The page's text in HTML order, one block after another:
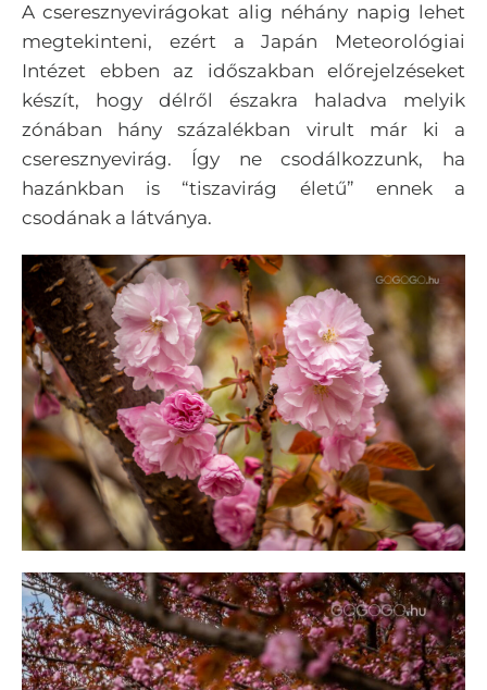
A cseresznyevirágokat alig néhány napig lehet
megtekinteni, ezért a Japán Meteorológiai
Intézet ebben az időszakban előrejelzéseket
készít, hogy délről északra haladva melyik
zónában hány százalékban virult már ki a
cseresznyevirág. Így ne csodálkozzunk, ha
hazánkban is “tiszavirág életű” ennek a
csodának a látványa.